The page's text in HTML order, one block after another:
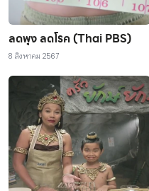
ลดพุง ลดโรค (Thai PBS)
8 สิงหาคม 2567